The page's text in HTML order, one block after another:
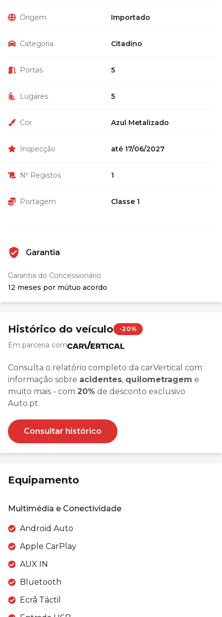
Origem Importado
Categoria Citadino
Portas 5
Lugares 5
Cor Azul Metalizado
Inspecção até 17/06/2027
Nº Registos 1
Portagem Classe 1
Garantia
Garantia do Concessionário
12 meses por mútuo acordo
Histórico do veículo -20%
Em parceria com
Consulta o relatório completo da carVertical com
informação sobre acidentes, quilometragem e
muito mais - com 20% de desconto exclusivo
Auto.pt.
Consultar histórico
Equipamento
Multimédia e Conectividade
Android Auto
Apple CarPlay
AUX IN
Bluetooth
Ecrã Táctil